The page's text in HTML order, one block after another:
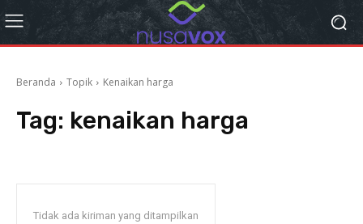
Beranda Topik Kenaikan harga
Tag: kenaikan harga
Tidak ada kiriman yang ditampilkan